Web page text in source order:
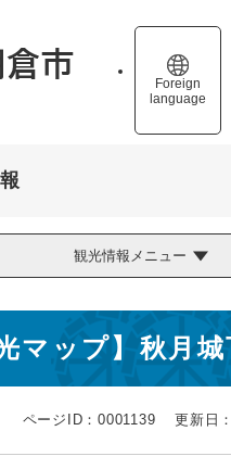
Foreign
language
観光情報メニュー
マップ】秋月
ページID：0001139 更新日